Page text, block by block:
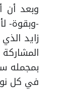
وبعد أن
-وبقوة-
زايد
بمجمله
في كل